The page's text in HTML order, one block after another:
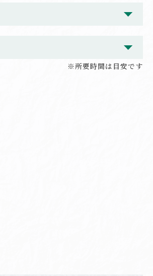
※所要時間は目安です